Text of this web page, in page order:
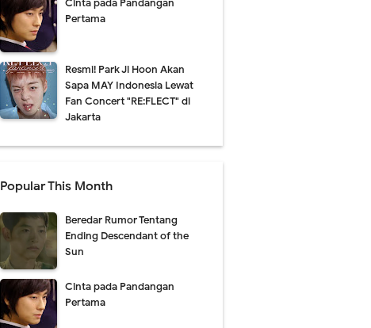
Cinta pada Pandangan
Pertama
Resmi! Park Ji Hoon Akan
Sapa MAY Indonesia Lewat
Fan Concert "RE:FLECT" di
Jakarta
Popular This Month
Beredar Rumor Tentang
Ending Descendant of the
Sun
Cinta pada Pandangan
Pertama